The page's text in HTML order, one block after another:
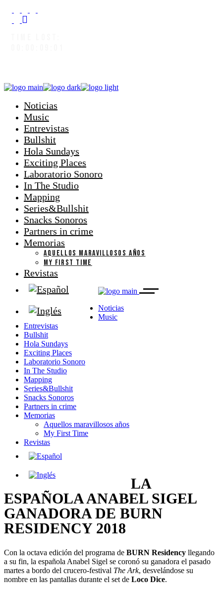
Noticias
Music
Entrevistas
Bullshit
Hola Sundays
Exciting Places
Laboratorio Sonoro
In The Studio
Mapping
Series&Bullshit
Snacks Sonoros
Partners in crime
Memorias
AQUELLOS MARAVILLOSOS AÑOS
MY FIRST TIME
Revistas
Noticias
Music
Entrevistas
Bullshit
Hola Sundays
Exciting Places
Laboratorio Sonoro
In The Studio
Mapping
Series&Bullshit
Snacks Sonoros
Partners in crime
Memorias
Aquellos maravillosos años
My First Time
Revistas
LA
ESPAÑOLA ANABEL SIGEL
GANADORA DE BURN
RESIDENCY 2018
Con la octava edición del programa de BURN Residency llegando
a su fin, la española Anabel Sigel se coronó su ganadora el pasado
martes a bordo del crucero-festival The Ark, desvelándose su
nombre en las pantallas durante el set de Loco Dice.